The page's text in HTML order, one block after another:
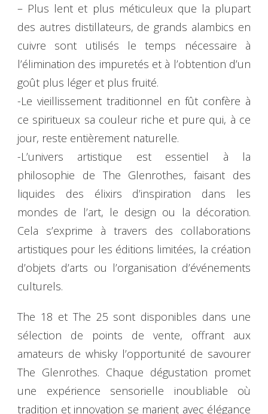
– Plus lent et plus méticuleux que la plupart
des autres distillateurs, de grands alambics en
cuivre sont utilisés le temps nécessaire à
l’élimination des impuretés et à l’obtention d’un
goût plus léger et plus fruité.
-Le vieillissement traditionnel en fût confère à
ce spiritueux sa couleur riche et pure qui, à ce
jour, reste entièrement naturelle.
-L’univers artistique est essentiel à la
philosophie de The Glenrothes, faisant des
liquides des élixirs d’inspiration dans les
mondes de l’art, le design ou la décoration.
Cela s’exprime à travers des collaborations
artistiques pour les éditions limitées, la création
d’objets d’arts ou l’organisation d’événements
culturels.
The 18 et The 25 sont disponibles dans une
sélection de points de vente, offrant aux
amateurs de whisky l’opportunité de savourer
The Glenrothes. Chaque dégustation promet
une expérience sensorielle inoubliable où
tradition et innovation se marient avec élégance